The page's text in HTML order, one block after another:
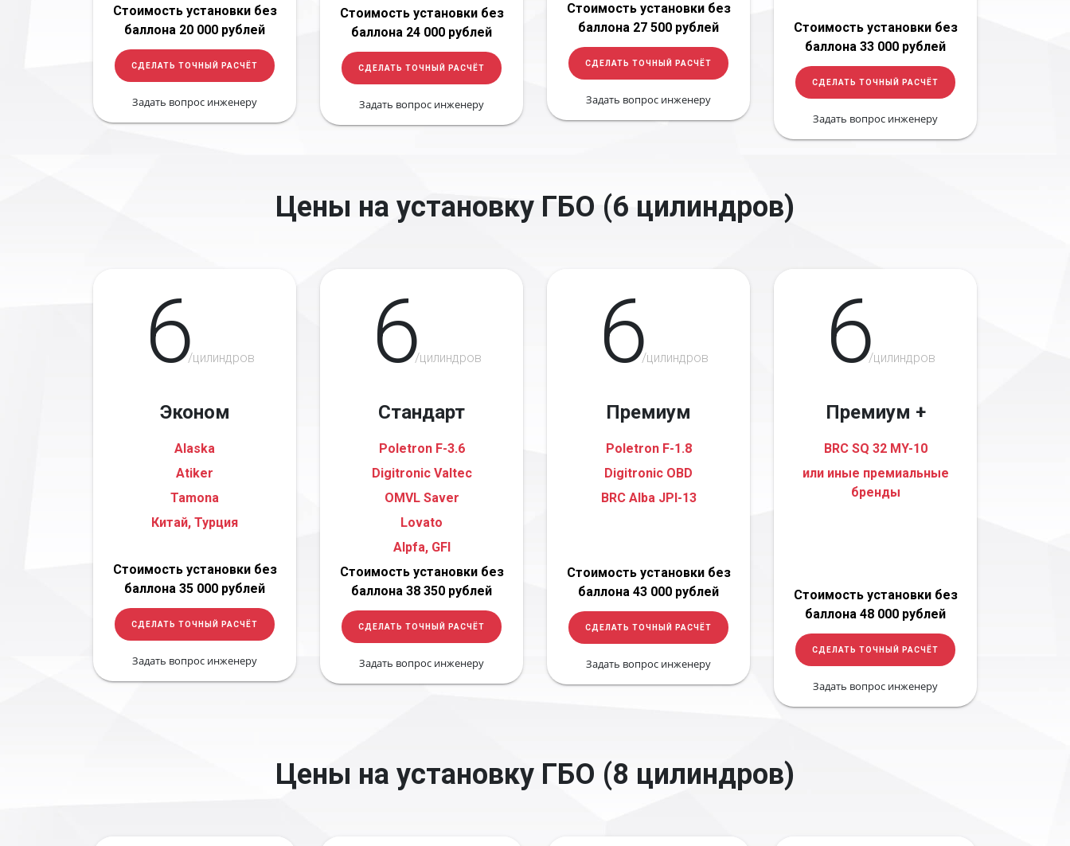
Стоимость установки без
баллона 20 000 рублей
СДЕЛАТЬ ТОЧНЫЙ РАСЧЁТ
Задать вопрос инженеру
Стоимость установки без
баллона 24 000 рублей
СДЕЛАТЬ ТОЧНЫЙ РАСЧЁТ
Задать вопрос инженеру
Стоимость установки без
баллона 27 500 рублей
СДЕЛАТЬ ТОЧНЫЙ РАСЧЁТ
Задать вопрос инженеру
Стоимость установки без
баллона 33 000 рублей
СДЕЛАТЬ ТОЧНЫЙ РАСЧЁТ
Задать вопрос инженеру
Цены на установку ГБО (6 цилиндров)
6/цилиндров
Эконом
Alaska
Atiker
Tamona
Китай, Турция
Стоимость установки без
баллона 35 000 рублей
СДЕЛАТЬ ТОЧНЫЙ РАСЧЁТ
Задать вопрос инженеру
6/цилиндров
Стандарт
Poletron F-3.6
Digitronic Valtec
OMVL Saver
Lovato
Alpfa, GFI
Стоимость установки без
баллона 38 350 рублей
СДЕЛАТЬ ТОЧНЫЙ РАСЧЁТ
Задать вопрос инженеру
6/цилиндров
Премиум
Poletron F-1.8
Digitronic OBD
BRC Alba JPI-13
Стоимость установки без
баллона 43 000 рублей
СДЕЛАТЬ ТОЧНЫЙ РАСЧЁТ
Задать вопрос инженеру
6/цилиндров
Премиум +
BRC SQ 32 MY-10
или иные премиальные
бренды
Стоимость установки без
баллона 48 000 рублей
СДЕЛАТЬ ТОЧНЫЙ РАСЧЁТ
Задать вопрос инженеру
Цены на установку ГБО (8 цилиндров)